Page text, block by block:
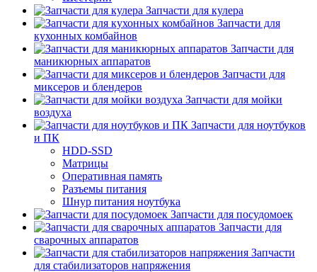
Запчасти для кулера
Запчасти для
кухонных комбайнов
Запчасти для
маникюрных аппаратов
Запчасти для
миксеров и блендеров
Запчасти для мойки
воздуха
Запчасти для ноутбуков
и ПК
HDD-SSD
Матрицы
Оперативная память
Разъемы питания
Шнур питания ноутбука
Запчасти для посудомоек
Запчасти для
сварочных аппаратов
Запчасти
для стабилизаторов напряжения